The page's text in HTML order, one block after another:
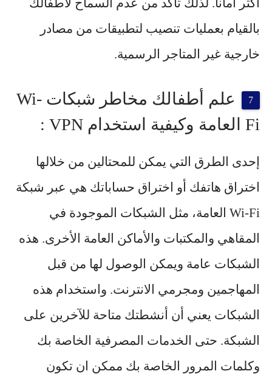
أكثر أماناً. لذلك تأكد من عدم السماح لأطفالك
بالقيام بعمليات تنصيب لتطبيقات من مصادر
خارجية غير المتاجر الرسمية.
علم أطفالك مخاطر شبكات Wi-
Fi العامة وكيفية استخدام VPN :
إحدى الطرق التي يمكن للمحتالين من خلالها
اختراق هاتفك أو اختراق حساباتك هي عبر شبكة
Wi-Fi العامة، مثل الشبكات الموجودة في
المقاهي والمكتبات والأماكن العامة الأخرى. هذه
الشبكات عامة ويمكن الوصول لها من قبل
المهاجمين ومجرمي الانترنت. واستخدام هذه
الشبكات يعني أن أنشطتك متاحة للآخرين على
الشبكة. حتى الخدمات المصرفية الخاصة بك
وكلمات المرور الخاصة بك ممكن ان تكون